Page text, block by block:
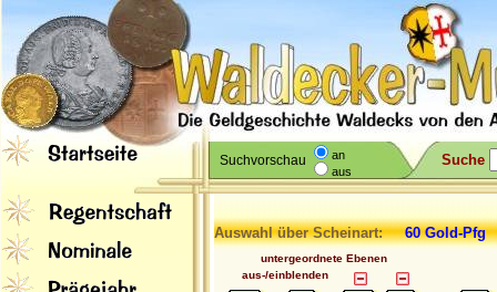
Suchvorschau
an
aus
Suche
Auswahl über Scheinart:60 Gold-Pfg
untergeordnete Ebenen
aus-/einblenden